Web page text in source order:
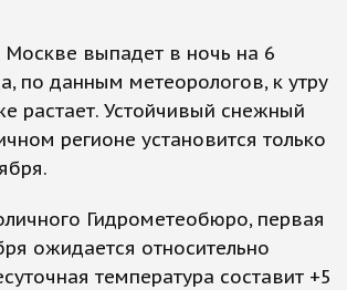
выпадет в ночь на 6
по данным метеорологов, к утру
растает. Устойчивый снежный
регионе установится только
Гидрометеобюро, первая
ожидается относительно
температура составит +5